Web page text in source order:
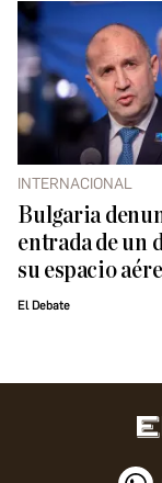
INTERNACIONAL
Bulgaria
entrada de un
su espacio
El Debate